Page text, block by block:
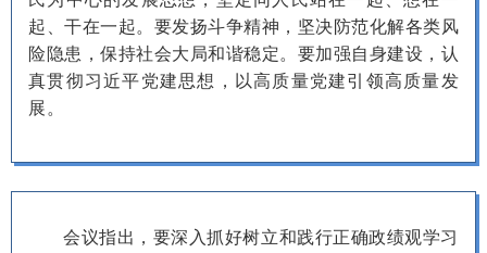
起、干在一起。要发扬斗争精神，坚决防范化解各类风
险隐患，保持社会大局和谐稳定。要加强自身建设，认
真贯彻习近平党建思想，以高质量党建引领高质量发
展。
会议指出，要深入抓好树立和践行正确政绩观学习